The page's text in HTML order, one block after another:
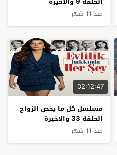
منذ 11 شهر
02:12:47
مسلسل كل ما يخص الزواج
الحلقة 33 والاخيرة
منذ 11 شهر